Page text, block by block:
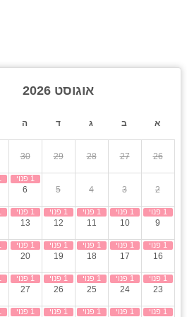
מקרר, מכונת קפה, תמי 4, כיריים גז, מדיח כלים, כלי אוכל והגשה.
עומק מקסימלי: 1.5 מטר
ישיבה ועוד ריהוט גן חיצוני יוקרתי
אוגוסט 2026
א ב ג ד ה
26
27
28
29
30
2
3
4
5
6
9
10
11
12
13
16
17
18
19
20
23
24
25
26
27